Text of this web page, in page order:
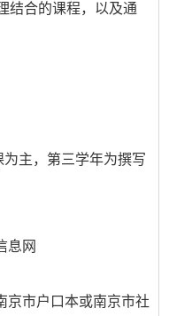
结合的课程，以及通
主，第三学年为撰写
息网
京市户口本或南京市社